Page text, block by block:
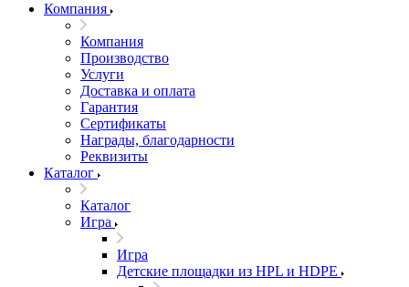
Компания
Компания
Производство
Услуги
Доставка и оплата
Гарантия
Сертификаты
Награды, благодарности
Реквизиты
Каталог
Каталог
Игра
Игра
Детские площадки из HPL и HDPE